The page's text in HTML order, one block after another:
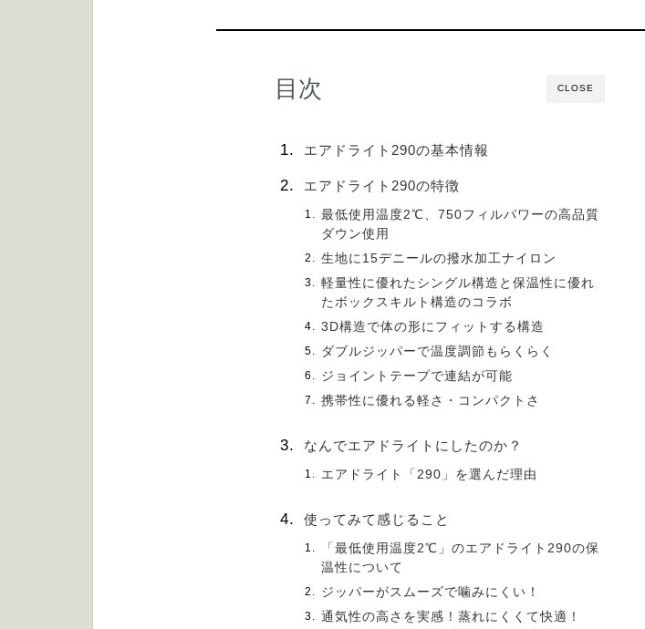
CLOSE
目次
エアドライト290の基本情報
エアドライト290の特徴
最低使用温度2℃、750フィルパワーの高品質
ダウン使用
生地に15デニールの撥水加工ナイロン
軽量性に優れたシングル構造と保温性に優れ
たボックスキルト構造のコラボ
3D構造で体の形にフィットする構造
ダブルジッパーで温度調節もらくらく
ジョイントテープで連結が可能
携帯性に優れる軽さ・コンパクトさ
なんでエアドライトにしたのか？
エアドライト「290」を選んだ理由
使ってみて感じること
「最低使用温度2℃」のエアドライト290の保
温性について
ジッパーがスムーズで噛みにくい！
通気性の高さを実感！蒸れにくくて快適！